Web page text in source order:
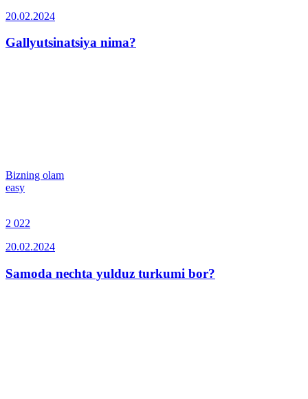
20.02.2024
Gallyutsinatsiya nima?
Bizning olam
easy
2 022
20.02.2024
Samoda nechta yulduz turkumi bor?